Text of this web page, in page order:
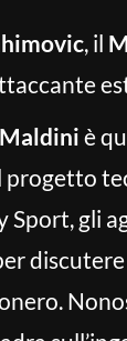
, il
è
progetto
Sport, gli